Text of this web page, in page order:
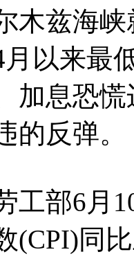
木兹海
以来最
加息恐
的反弹。
部6月10
(CPI)同